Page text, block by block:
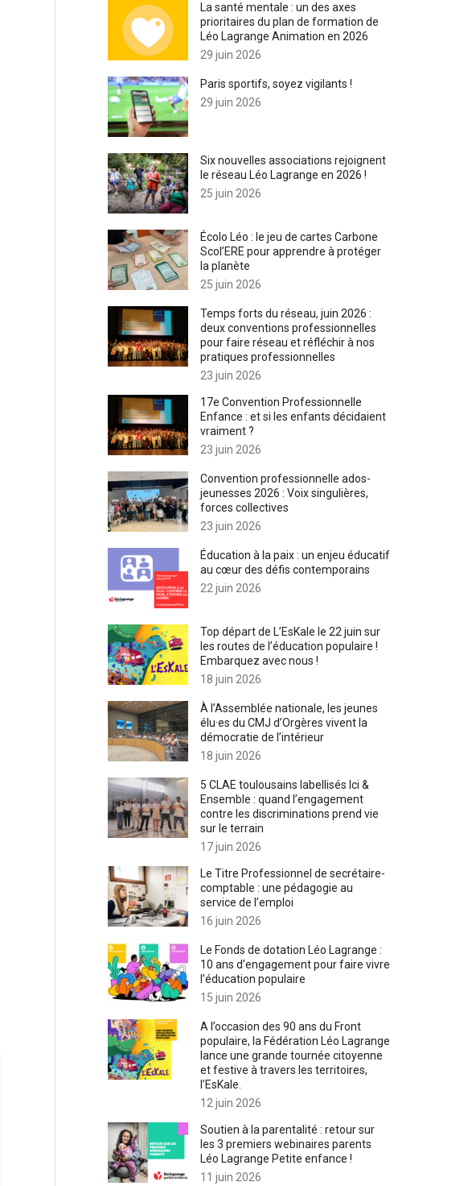
La santé mentale : un des axes
prioritaires du plan de formation de
Léo Lagrange Animation en 2026
29 juin 2026
Paris sportifs, soyez vigilants !
29 juin 2026
Six nouvelles associations rejoignent
le réseau Léo Lagrange en 2026 !
25 juin 2026
Écolo Léo : le jeu de cartes Carbone
Scol’ERE pour apprendre à protéger
la planète
25 juin 2026
Temps forts du réseau, juin 2026 :
deux conventions professionnelles
pour faire réseau et réfléchir à nos
pratiques professionnelles
23 juin 2026
17e Convention Professionnelle
Enfance : et si les enfants décidaient
vraiment ?
23 juin 2026
Convention professionnelle ados-
jeunesses 2026 : Voix singulières,
forces collectives
23 juin 2026
Éducation à la paix : un enjeu éducatif
au cœur des défis contemporains
22 juin 2026
Top départ de L’EsKale le 22 juin sur
les routes de l’éducation populaire !
Embarquez avec nous !
18 juin 2026
À l’Assemblée nationale, les jeunes
élu·es du CMJ d’Orgères vivent la
démocratie de l’intérieur
18 juin 2026
5 CLAE toulousains labellisés Ici &
Ensemble : quand l’engagement
contre les discriminations prend vie
sur le terrain
17 juin 2026
Le Titre Professionnel de secrétaire-
comptable : une pédagogie au
service de l’emploi
16 juin 2026
Le Fonds de dotation Léo Lagrange :
10 ans d’engagement pour faire vivre
l’éducation populaire
15 juin 2026
A l’occasion des 90 ans du Front
populaire, la Fédération Léo Lagrange
lance une grande tournée citoyenne
et festive à travers les territoires,
l’EsKale.
12 juin 2026
Soutien à la parentalité : retour sur
les 3 premiers webinaires parents
Léo Lagrange Petite enfance !
11 juin 2026